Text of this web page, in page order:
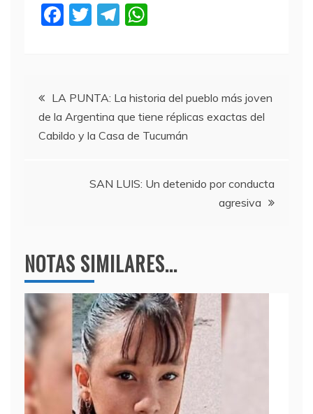
F
b
o
o
T
T
a
m
A
p
p
Navegación
de
LA PUNTA: La historia del pueblo más joven
de la Argentina que tiene réplicas exactas del
Cabildo y la Casa de Tucumán
SAN LUIS: Un detenido por conducta
agresiva
NOTAS SIMILARES...